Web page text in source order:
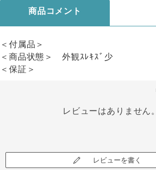
商品コメント
＜付属品＞
＜商品状態＞ 外観ｽﾚｷｽﾞ少
＜保証＞
レビューはありません。
レビューを書く